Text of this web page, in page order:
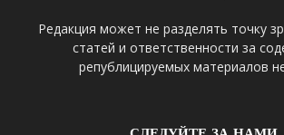
Редакция может не разделять точку
статей и ответственности за
републицируемых материалов